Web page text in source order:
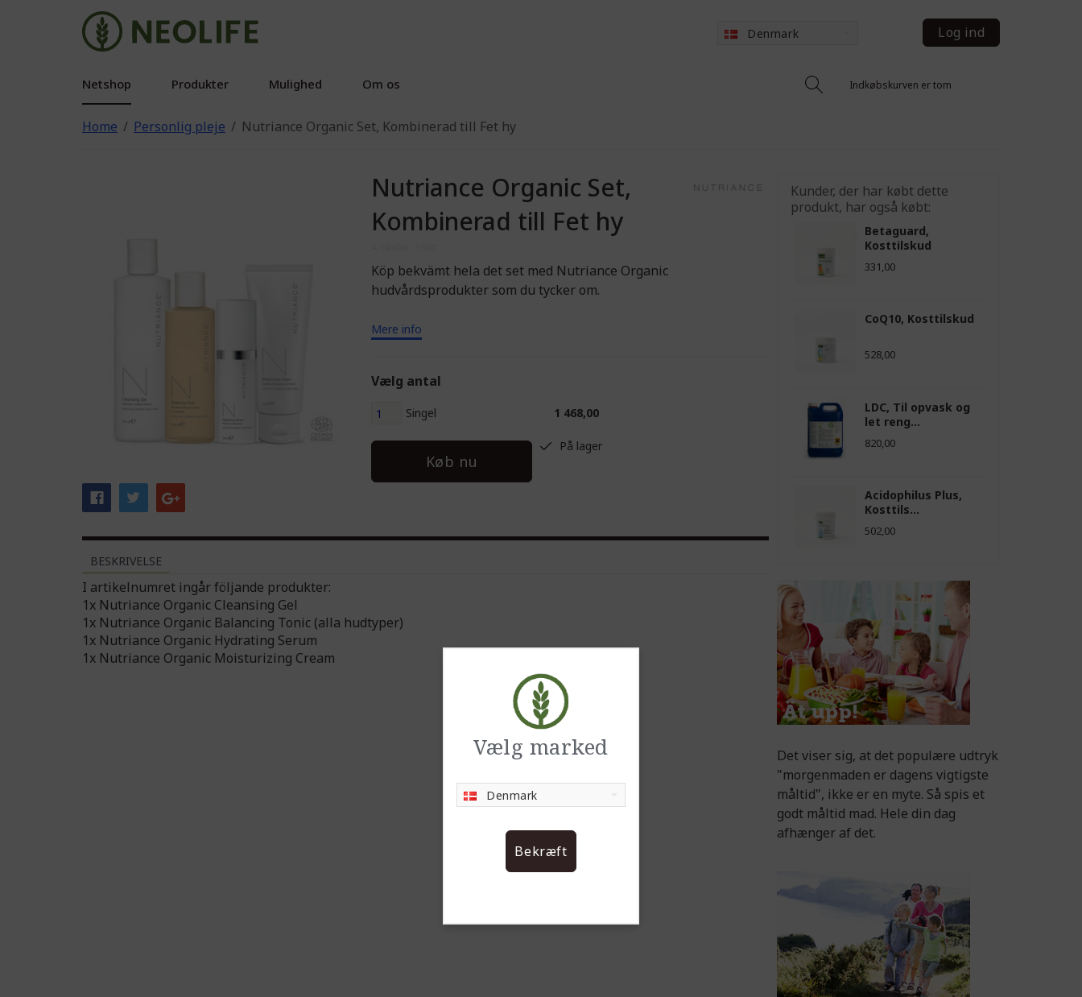
Denmark Log ind
Indkøbskurven er tom
Netshop Produkter Mulighed Om os
Vælg marked
Denmark
Bekræft
Home Personlig pleje Nutriance Organic Set, Kombinerad till Fet hy
Nutriance Organic Set,
Kombinerad till Fet hy
Köp bekvämt hela det set med Nutriance Organic
hudvårdsprodukter som du tycker om.
Mere info
Vælg antal
Singel 1 468,00
Køb nu
På lager
BESKRIVELSE
I artikelnumret ingår följande produkter:
1x Nutriance Organic Cleansing Gel
1x Nutriance Organic Balancing Tonic (alla hudtyper)
1x Nutriance Organic Hydrating Serum
1x Nutriance Organic Moisturizing Cream
Kunder, der har købt dette
produkt, har også købt:
Betaguard,
Kosttilskud
331,00
CoQ10, Kosttilskud
528,00
LDC, Til opvask og
let reng...
820,00
Acidophilus Plus,
Kosttils...
502,00
Det viser sig, at det populære udtryk
"morgenmaden er dagens vigtigste
måltid", ikke er en myte. Så spis et
godt måltid mad. Hele din dag
afhænger af det.